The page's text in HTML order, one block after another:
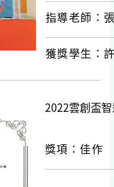
指導老師：
獲獎學生：
2022雲創盃
獎項：佳作